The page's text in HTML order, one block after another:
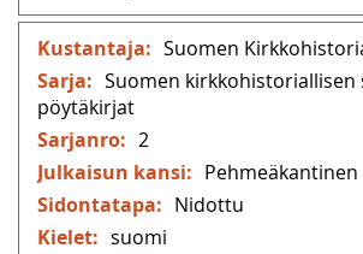
Lisätietoja
Suomen
Suomen kirkkohistoriallisen
pöytäkirjat
2
Pehmeäkantinen
Nidottu
suomi